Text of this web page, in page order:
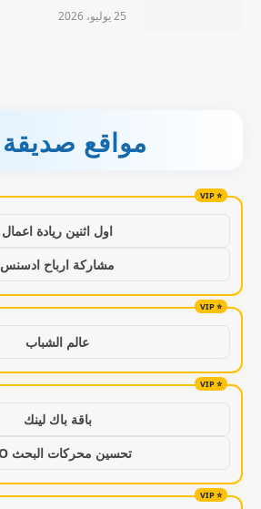
25 يوليو، 2026
مواقع صديقة
اول اثنين ريادة اعمال
مشاركة ارباح ادسنس
عالم الشباب
باقة باك لينك
تحسين محركات البحث SEO